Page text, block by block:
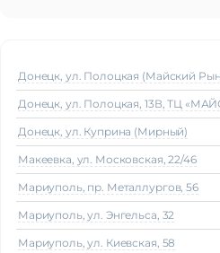
Донецк, ул. Полоцкая (Майский
Донецк, ул. Полоцкая, 13В, ТЦ
Донецк, ул. Куприна (Мирный)
Макеeвка, ул. Московская, 22/46
Мариуполь, пр. Металлургов, 56
Мариуполь, ул. Энгельса, 32
Мариуполь, ул. Киевская, 58